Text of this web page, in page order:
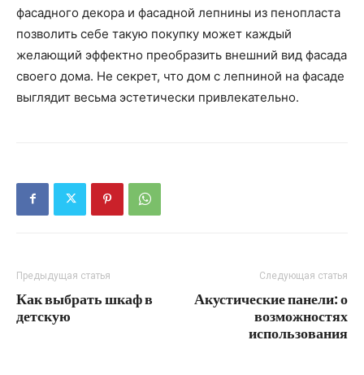
фасадного декора и фасадной лепнины из пенопласта
позволить себе такую покупку может каждый
желающий эффектно преобразить внешний вид фасада
своего дома. Не секрет, что дом с лепниной на фасаде
выглядит весьма эстетически привлекательно.
Предыдущая статья
Как выбрать шкаф в
детскую
Следующая статья
Акустические панели: о
возможностях
использования